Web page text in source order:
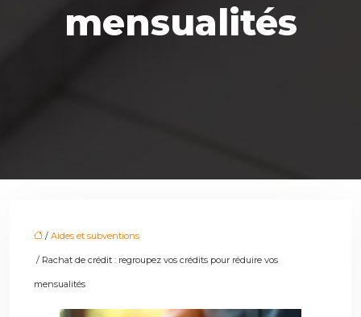
mensualités
/ Aides et subventions
/ Rachat de crédit : regroupez vos crédits pour réduire vos
mensualités